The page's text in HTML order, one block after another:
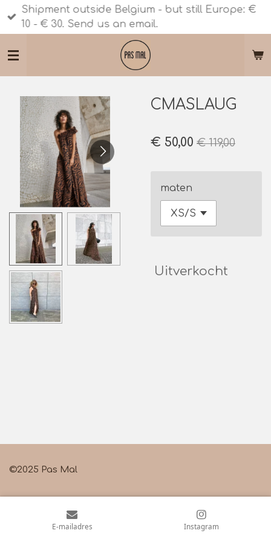
Ga
direct
de
Shipment outside Belgium - but still Europe: €
10 - € 30. Send us an email.
CMASLAUG
€ 50,00 € 119,00
maten
Uitverkocht
©2025 Pas Mal
E-mailadres Instagram